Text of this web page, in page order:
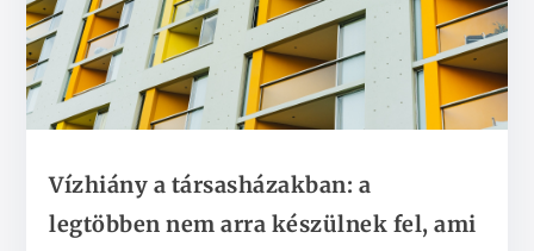
Vízhiány a társasházakban: a
legtöbben nem arra készülnek fel, ami